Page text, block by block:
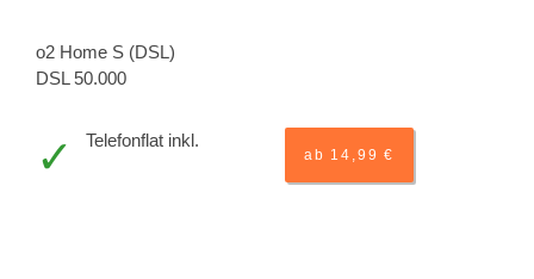
o2 Home S (DSL)
DSL 50.000
Telefonflat inkl.
ab 14,99 €